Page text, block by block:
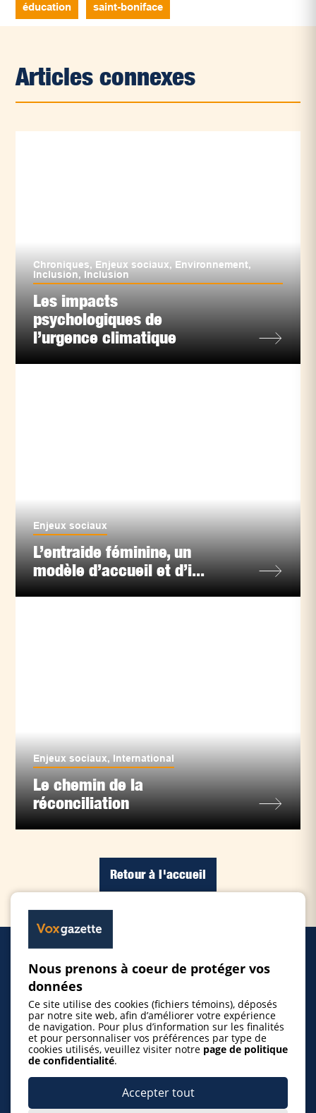
éducation saint-boniface
Articles connexes
Chroniques, Enjeux sociaux, Environnement,
Inclusion, Inclusion
Les impacts
psychologiques de
l’urgence climatique
Enjeux sociaux
L’entraide féminine, un
modèle d’accueil et d’i...
Enjeux sociaux, International
Le chemin de la
réconciliation
Retour à l'accueil
Inscrire un événement
© 2026 Gazette de la Mauricie. Tous droits
Nous prenons à coeur de protéger vos
données
Ce site utilise des cookies (fichiers témoins), déposés
par notre site web, afin d’améliorer votre expérience
de navigation. Pour plus d’information sur les finalités
et pour personnaliser vos préférences par type de
cookies utilisés, veuillez visiter notre page de politique
de confidentialité.
Accepter tout